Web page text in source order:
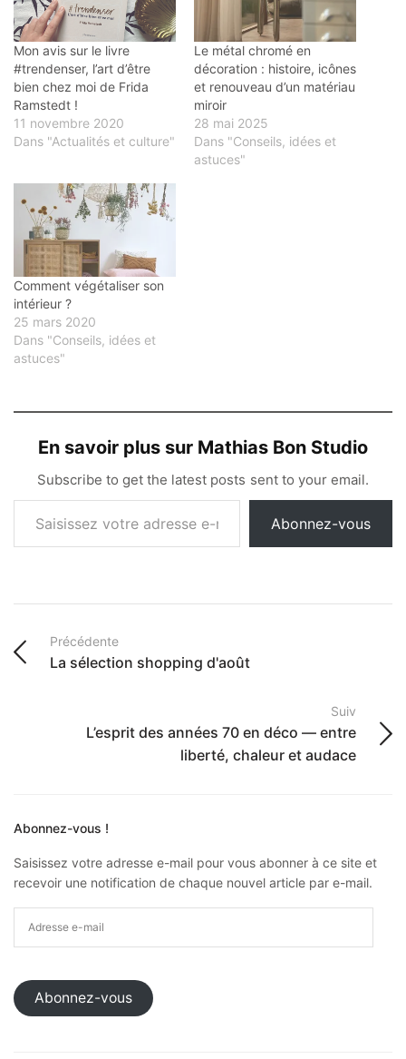
Mon avis sur le livre
#trendenser, l’art d’être
bien chez moi de Frida
Ramstedt !
11 novembre 2020
Dans "Actualités et culture"
Le métal chromé en
décoration : histoire, icônes
et renouveau d’un matériau
miroir
28 mai 2025
Dans "Conseils, idées et
astuces"
Comment végétaliser son
intérieur ?
25 mars 2020
Dans "Conseils, idées et
astuces"
En savoir plus sur Mathias Bon Studio
Subscribe to get the latest posts sent to your email.
Abonnez-vous
Précédente
La sélection shopping d'août
Suiv
L’esprit des années 70 en déco — entre
liberté, chaleur et audace
Abonnez-vous !
Saisissez votre adresse e-mail pour vous abonner à ce site et
recevoir une notification de chaque nouvel article par e-mail.
Abonnez-vous